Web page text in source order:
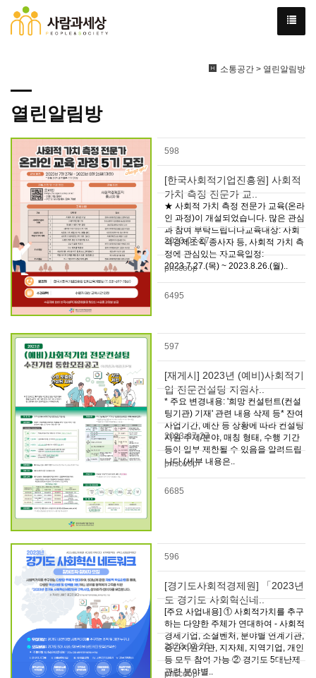
소통공간 > 열린알림방
열린알림방
598
[한국사회적기업진흥원] 사회적
가치 측정 전문가 교..
★ 사회적 가치 측정 전문가 교육(온라
인 과정)이 개설되었습니다. 많은 관심
과 참여 부탁드립니다교육대상: 사회
적경제조직 종사자 등, 사회적 가치 측
정에 관심있는 자교육일정:
2023.7.27.(목) ~ 2023.8.26.(월)..
2023-07-27
pnscoop
6495
597
[재게시] 2023년 (예비)사회적기
업 전문컨설팅 지원사..
* 주요 변경내용: '희망 컨설턴트(컨설
팅기관) 기재' 관련 내용 삭제 등* 잔여
사업기간, 예산 등 상황에 따라 컨설팅
지원 주제/분야, 매칭 형태, 수행 기간
등이 일부 제한될 수 있음을 알려드립
니다.(세부 내용은..
2023-07-27
pnscoop
6685
596
[경기도사회적경제원] 「2023년
도 경기도 사회혁신네..
[주요 사업내용] ① 사회적가치를 추구
하는 다양한 주체가 연대하여 - 사회적
경제기업, 소셜벤처, 분야별 연계기관,
중간지원기관, 지자체, 지역기업, 개인
등 모두 참여 가능 ② 경기도 5대난제
관련 분야별..
2023-07-26
pnscoop